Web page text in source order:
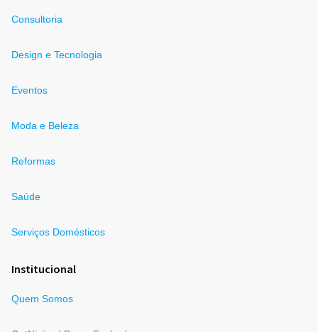
Consultoria
Design e Tecnologia
Eventos
Moda e Beleza
Reformas
Saúde
Serviços Domésticos
Institucional
Quem Somos